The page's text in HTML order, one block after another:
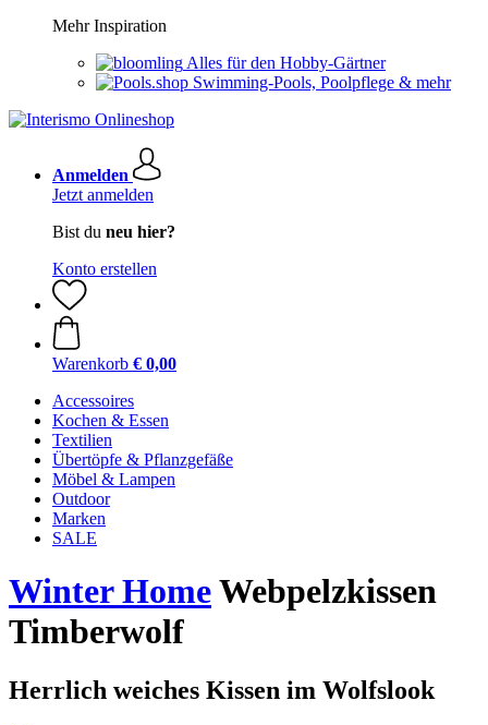
Mehr Inspiration
Alles für den Hobby-Gärtner
Swimming-Pools, Poolpflege & mehr
Anmelden
Jetzt anmelden
Bist du neu hier?
Konto erstellen
Warenkorb € 0,00
Accessoires
Kochen & Essen
Textilien
Übertöpfe & Pflanzgefäße
Möbel & Lampen
Outdoor
Marken
SALE
Winter HomeWebpelzkissen
Timberwolf
Herrlich weiches Kissen im Wolfslook